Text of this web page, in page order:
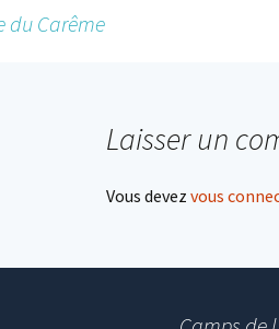
du Carême
Laisser un
Vous devez vous